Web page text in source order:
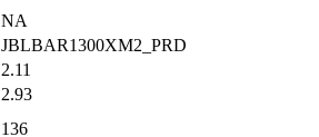
NA
JBLBAR1300XM2_PRD
2.11
2.93
136